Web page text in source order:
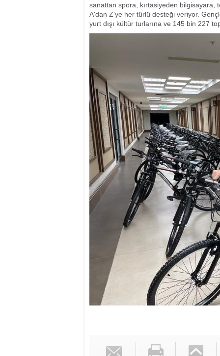
sanattan spora, kırtasiyeden bilgisayara,
A'dan Z'ye her türlü desteği veriyor.
yurt dışı kültür turlarına ve 145 bin 227